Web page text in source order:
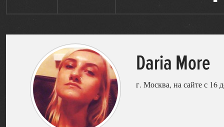
Daria More
г. Москва, на сайте с 16